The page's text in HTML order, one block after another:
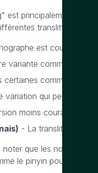
est principalement
translittérations
est couramment
variante commune,
certaines communautés
variation qui peut être
moins courante mais
- La translittération
que les noms
le pinyin pour le